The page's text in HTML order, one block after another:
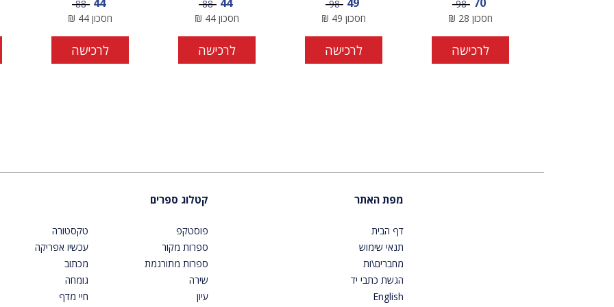
מחיר
98
חסכון 28
₪
לרכישה
מחיר
98
חסכון 49
₪
לרכישה
מחיר
88
חסכון 44
₪
לרכישה
מחיר
88
חסכון 44
₪
לרכישה
מפת האתר
דף הבית
תנאי שימוש
מחברים\ות
הגשת כתבי יד
English
קטלוג ספרים
פוסטקפ
ספרות מקור
ספרות מתורגמת
שירה
עיון
טקסטורה
עכשיו אפריקה
מכתוב
גומחה
חיי מדף